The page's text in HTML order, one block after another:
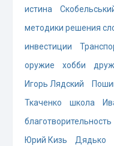
истина
методики решения
инвестиции
оружие
хобби
Игорь Лядский
Ткаченко
школа
благотворительность
Юрий Кизь
Дядько